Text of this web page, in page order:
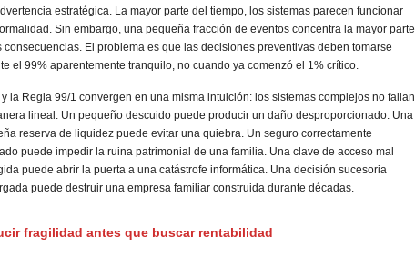
estratégica. La mayor parte del tiempo, los sistemas parecen funcionar
Sin embargo, una pequeña fracción de eventos concentra la mayor parte
consecuencias. El problema es que las decisiones preventivas deben tomarse
el 99% aparentemente tranquilo, no cuando ya comenzó el 1% crítico.
y la Regla 99/1 convergen en una misma intuición: los sistemas complejos no fallan
lineal. Un pequeño descuido puede producir un daño desproporcionado. Una
reserva de liquidez puede evitar una quiebra. Un seguro correctamente
puede impedir la ruina patrimonial de una familia. Una clave de acceso mal
puede abrir la puerta a una catástrofe informática. Una decisión sucesoria
puede destruir una empresa familiar construida durante décadas.
fragilidad antes que buscar rentabilidad